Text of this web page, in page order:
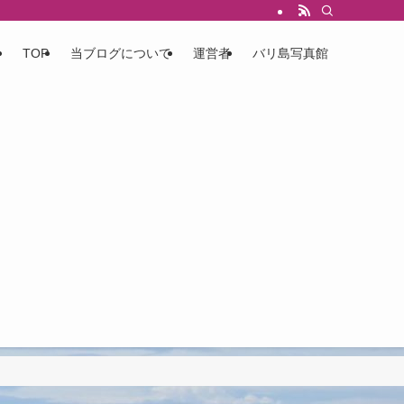
TOP 当ブログについて 運営者 バリ島写真館